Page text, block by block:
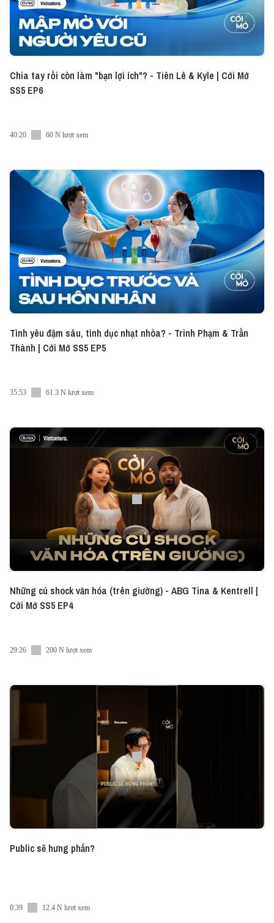
Chia tay rồi còn làm "bạn lợi ích"? - Tiên Lê & Kyle | Cởi Mở
SS5 EP6
40:20 60 N lượt xem
Tình yêu đậm sâu, tình dục nhạt nhòa? - Trinh Phạm & Trần
Thành | Cởi Mở SS5 EP5
35:53 61.3 N lượt xem
Những cú shock văn hóa (trên giường) - ABG Tina & Kentrell |
Cởi Mở SS5 EP4
29:26 200 N lượt xem
Public sẽ hưng phấn?
0:39 12.4 N lượt xem